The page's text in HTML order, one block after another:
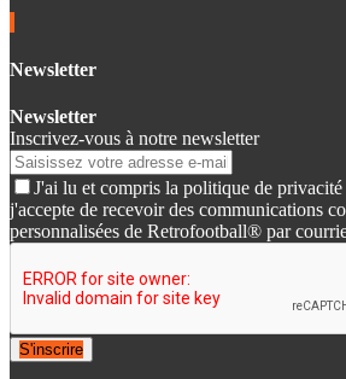
Newsletter
Newsletter
Inscrivez-vous à notre newsletter
J'ai lu et compris la politique de privacité
j'accepte de recevoir des communications
personnalisées de Retrofootball® par
S'inscrire